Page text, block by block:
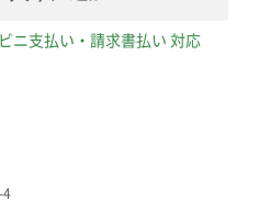
ニ支払い・請求書払い 対応
4